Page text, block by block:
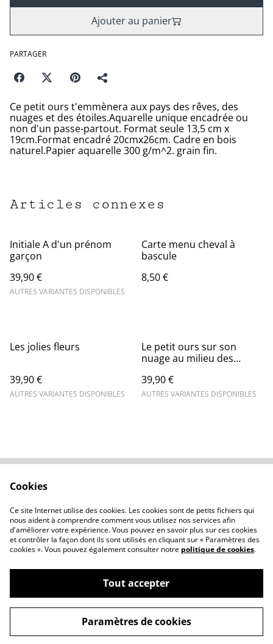
Ajouter au panier
PARTAGER
Ce petit ours t'emmènera aux pays des rêves, des
nuages et des étoiles.Aquarelle unique encadrée ou
non d'un passe-partout. Format seule 13,5 cm x
19cm.Format encadré 20cmx26cm. Cadre en bois
naturel.Papier aquarelle 300 g/m^2. grain fin.
Articles connexes
Initiale A d'un prénom
garçon
39,90 €
AUTRES VARIANTES DISPONIBLES
Carte menu cheval à
bascule
8,50 €
Les jolies fleurs
39,90 €
AUTRES VARIANTES DISPONIBLES
Le petit ours sur son
nuage au milieu des
39,90 €
AUTRES VARIANTES DISPONIBLES
Politique de
confidentialité
Politique de cookies
©2026Atelierclémélie
powered by
Cookies
Ce site Internet utilise des cookies. Les cookies sont de petits fichiers qui
nous aident à comprendre comment vous utilisez nos services afin
d'améliorer votre expérience. Vous pouvez en savoir plus sur ces cookies
et contrôler la façon dont ils sont utilisés en cliquant sur « Paramètres des
cookies ». Vous pouvez également consulter notre politique de cookies.
Tout accepter
Paramètres de cookies